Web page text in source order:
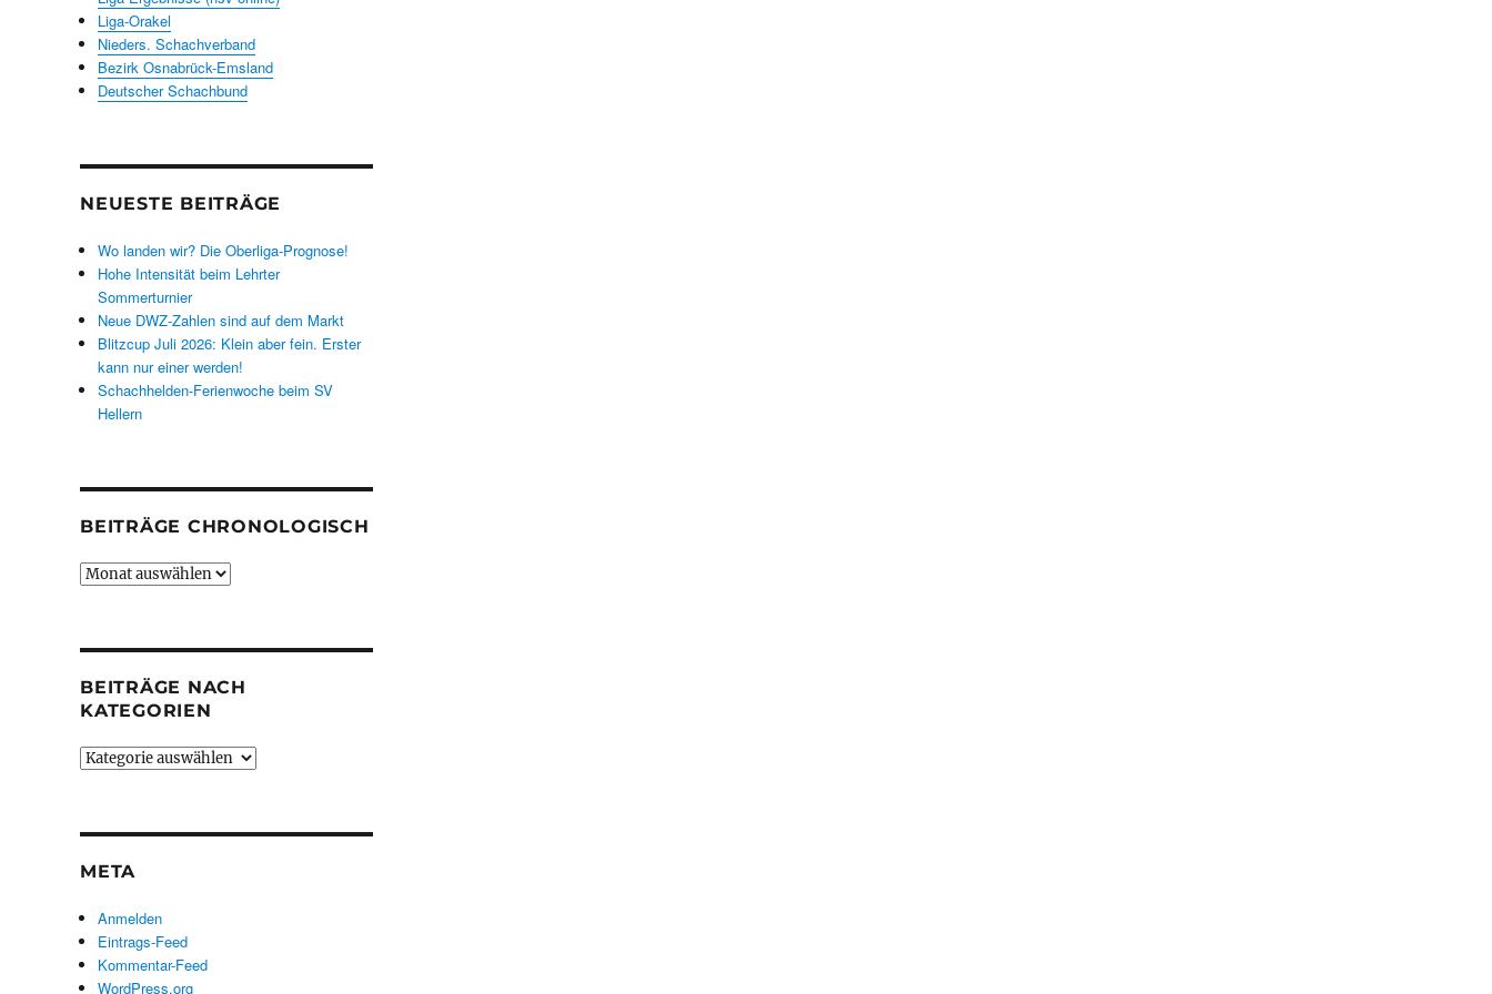
Liga-Orakel
Nieders. Schachverband
Bezirk Osnabrück-Emsland
Deutscher Schachbund
NEUESTE BEITRÄGE
Wo landen wir? Die Oberliga-Prognose!
Hohe Intensität beim Lehrter
Sommerturnier
Neue DWZ-Zahlen sind auf dem Markt
Blitzcup Juli 2026: Klein aber fein. Erster
kann nur einer werden!
Schachhelden-Ferienwoche beim SV
Hellern
BEITRÄGE CHRONOLOGISCH
Beiträge
BEITRÄGE NACH
KATEGORIEN
Beiträge
META
Anmelden
Eintrags-Feed
Kommentar-Feed
WordPress.org